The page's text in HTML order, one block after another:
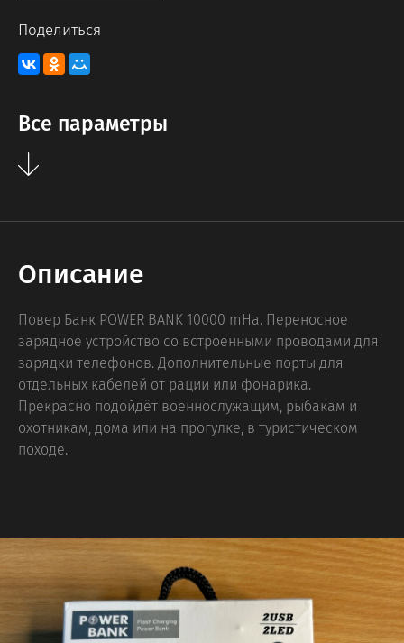
Поделиться
Все параметры
Описание
Повер Банк POWER BANK 10000 mHa. Переносное
зарядное устройство со встроенными проводами для
зарядки телефонов. Дополнительные порты для
отдельных кабелей от рации или фонарика.
Прекрасно подойдёт военнослужащим, рыбакам и
охотникам, дома или на прогулке, в туристическом
походе.